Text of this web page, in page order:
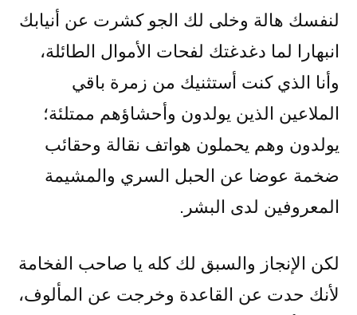
لنفسك هالة وخلى لك الجو كشرت عن أنيابك
انبهارا لما دغدغتك لفحات الأموال الطائلة،
وأنا الذي كنت أستثنيك من زمرة باقي
الملاعين الذين يولدون وأحشاؤهم ممتلئة؛
يولدون وهم يحملون هواتف نقالة وحقائب
ضخمة عوضا عن الحبل السري والمشيمة
المعروفين لدى البشر.
لكن الإنجاز والسبق لك كله يا صاحب الفخامة
لأنك حدت عن القاعدة وخرجت عن المألوف،